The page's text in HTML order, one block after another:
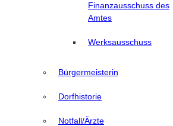
Finanzausschuss des
Amtes
Werksausschuss
Bürgermeisterin
Dorfhistorie
Notfall/Ärzte